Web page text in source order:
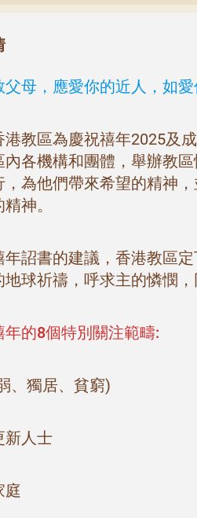
父母，應愛你的近人，如
港​​教區為慶祝禧年2025及
內各機構和團體，舉辦教
，為他們帶來希望的精神
神。
年詔書的建議，香港教區
地球祈禱，呼求主的憐憫，
年的8個特別關注範疇:
、獨居、貧窮)
新人士
庭